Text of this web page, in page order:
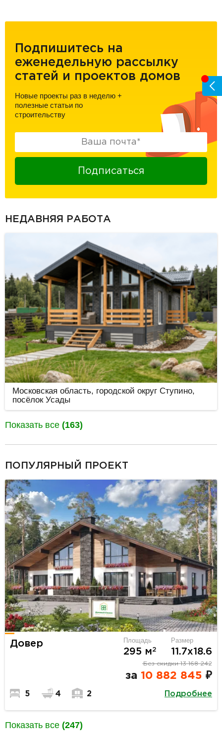
Подпишитесь на
еженедельную рассылку
статей и проектов домов
Новые проекты раз в неделю +
полезные статьи по
строительству
Подписаться
НЕДАВНЯЯ РАБОТА
Московская область, городской округ Ступино,
посёлок Усады
Показать все (163)
ПОПУЛЯРНЫЙ ПРОЕКТ
Довер Площадь
295 м2
Размер
11.7х18.6
Без скидки13 168 242
за 10 882 845 ₽
5 4 2 Подробнее
Показать все (247)